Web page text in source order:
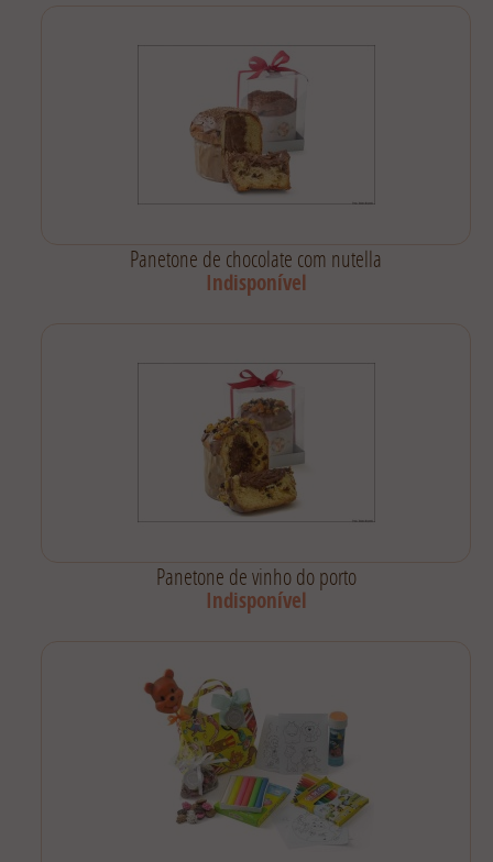
Panetone de chocolate com nutella
Indisponível
Panetone de vinho do porto
Indisponível